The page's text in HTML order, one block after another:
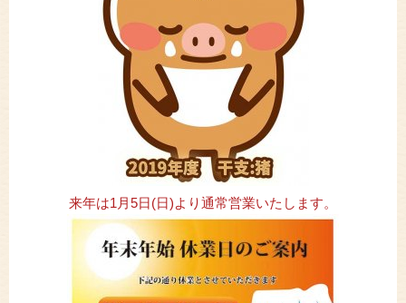
来年は1月5日(日)より通常営業いたします。